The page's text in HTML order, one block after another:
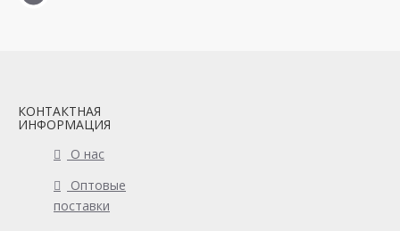
КОНТАКТНАЯ
ИНФОРМАЦИЯ
О нас
Оптовые
поставки